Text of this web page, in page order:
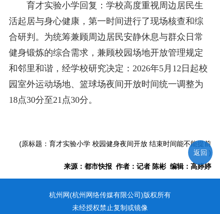
育才实验小学回复：学校高度重视周边居民生
活起居与身心健康，第一时间进行了现场核查和综
合研判。为统筹兼顾周边居民安静休息与群众日常
健身锻炼的综合需求，兼顾校园场地开放管理规定
和邻里和谐，经学校研究决定：2026年5月12日起校
园室外运动场地、篮球场夜间开放时间统一调整为
18点30分至21点30分。
(原标题：育才实验小学 校园健身夜间开放 结束时间能不能提前
点？)
来源：都市快报 作者：记者 陈彬 编辑：高婷婷
杭州网(杭州网络传媒有限公司)版权所有
未经授权禁止复制或镜像
返回